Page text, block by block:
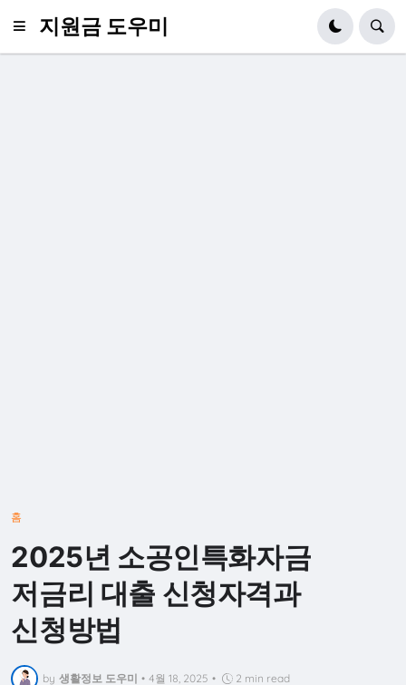
지원금 도우미
홈
2025년 소공인특화자금
저금리 대출 신청자격과
신청방법
by 생활정보 도우미 • 4월 18, 2025 • 2 min read